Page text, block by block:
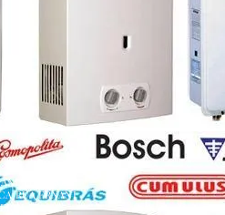
RUA ERNANI